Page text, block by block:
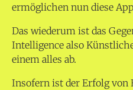
ermöglichen nun diese
Das wiederum ist das
Intelligence also
einem alles ab.
Insofern ist der Erfolg von